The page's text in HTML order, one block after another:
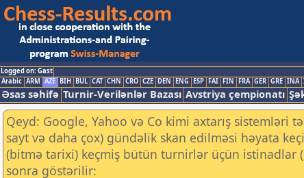
Logged on: Gast
Arabic ARM AZE BIH BUL CAT CHN CRO CZE DEN ENG ESP FAI FIN FRA GER GRE INA
Əsas səhifə Turnir-Verilənlər Bazası Avstriya çempionatı
Qeyd: Google, Yahoo və Co kimi axtarış
sayt və daha çox) gündəlik skan edilməsi həyata
(bitmə tarixi) keçmiş bütün turnirlər üçün istinadlar
sonra göstərilir: